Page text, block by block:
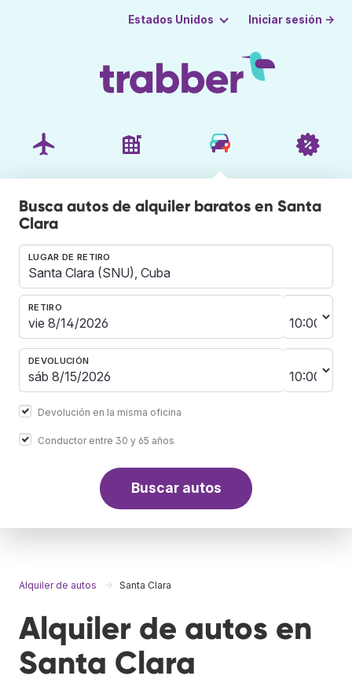
Estados Unidos Iniciar sesión →
Busca autos de alquiler baratos en Santa
Clara
LUGAR DE RETIRO
RETIRO
DEVOLUCIÓN
Devolución en la misma oficina
Conductor entre 30 y 65 años
Buscar autos
Alquiler de autos Santa Clara
Alquiler de autos en
Santa Clara